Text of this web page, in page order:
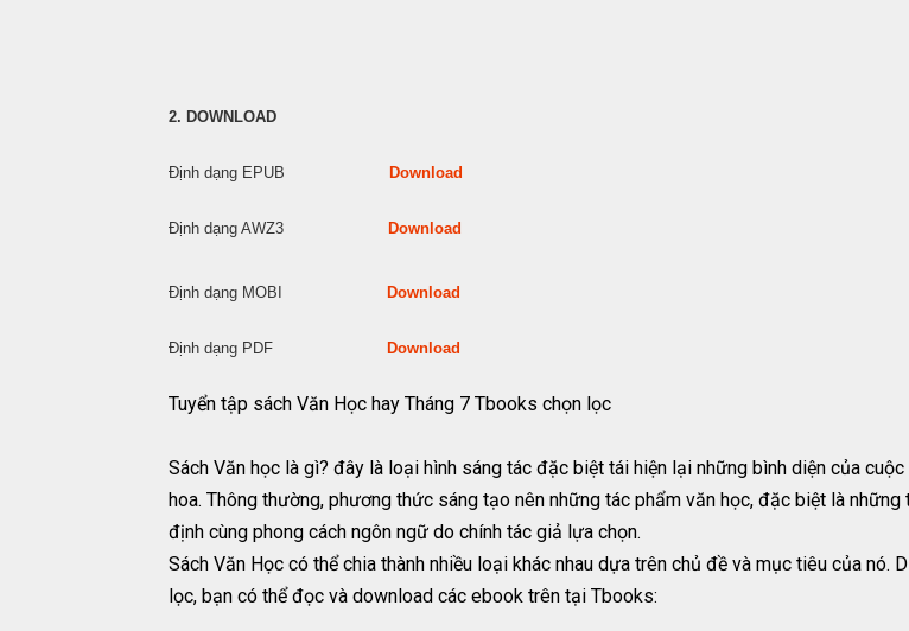
2. DOWNLOAD
Định dạng EPUB Download
Định dạng AWZ3 Download
Định dạng MOBI Download
Định dạng PDF Download
Tuyển tập sách Văn Học hay Tháng 7 Tbooks chọn lọc
Sách Văn học là gì? đây là loại hình sáng tác đặc biệt tái hiện lại những bình diện của
hoa. Thông thường, phương thức sáng tạo nên những tác phẩm văn học, đặc biệt là
định cùng phong cách ngôn ngữ do chính tác giả lựa chọn.
Sách Văn Học có thể chia thành nhiều loại khác nhau dựa trên chủ đề và mục tiêu của
lọc, bạn có thể đọc và download các ebook trên tại Tbooks: